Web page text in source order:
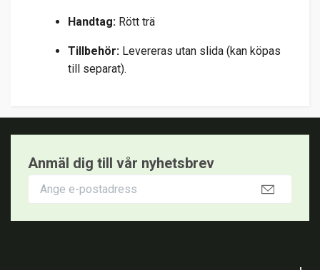
Handtag: Rött trä
Tillbehör: Levereras utan slida (kan köpas
till separat).
Anmäl dig till vår nyhetsbrev